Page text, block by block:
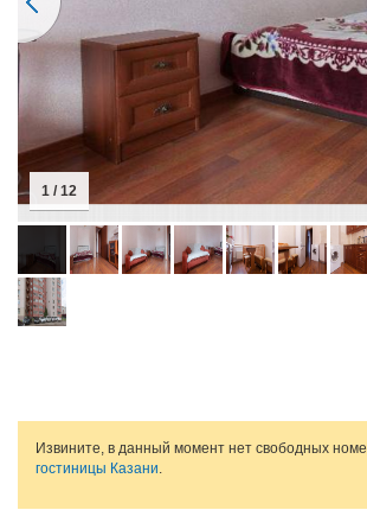
1 / 12
Извините, в данный момент нет свободных
гостиницы Казани.